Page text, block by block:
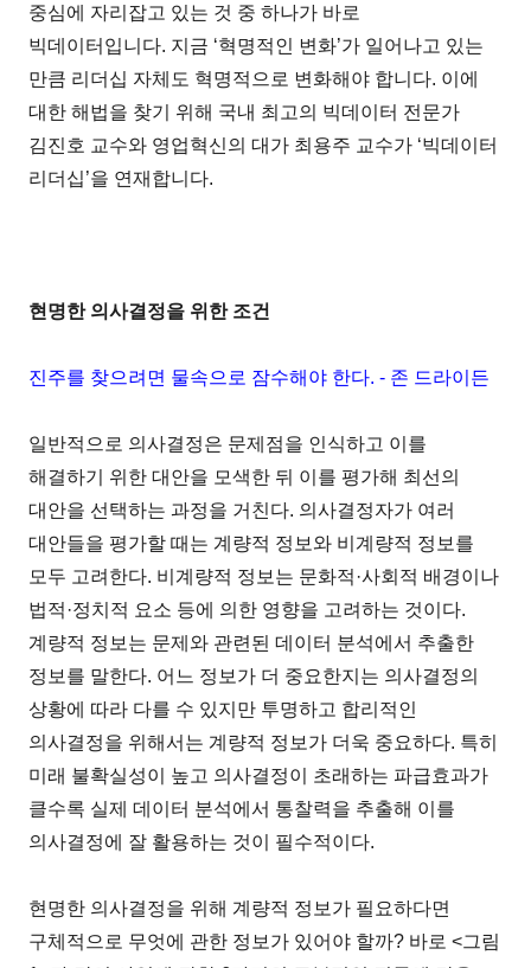
중심에 자리잡고 있는 것 중 하나가 바로
빅데이터입니다. 지금 ‘혁명적인 변화’가 일어나고 있는
만큼 리더십 자체도 혁명적으로 변화해야 합니다. 이에
대한 해법을 찾기 위해 국내 최고의 빅데이터 전문가
김진호 교수와 영업혁신의 대가 최용주 교수가 ‘빅데이터
리더십’을 연재합니다.
현명한 의사결정을 위한 조건
진주를 찾으려면 물속으로 잠수해야 한다. - 존 드라이든
일반적으로 의사결정은 문제점을 인식하고 이를
해결하기 위한 대안을 모색한 뒤 이를 평가해 최선의
대안을 선택하는 과정을 거친다. 의사결정자가 여러
대안들을 평가할 때는 계량적 정보와 비계량적 정보를
모두 고려한다. 비계량적 정보는 문화적·사회적 배경이나
법적·정치적 요소 등에 의한 영향을 고려하는 것이다.
계량적 정보는 문제와 관련된 데이터 분석에서 추출한
정보를 말한다. 어느 정보가 더 중요한지는 의사결정의
상황에 따라 다를 수 있지만 투명하고 합리적인
의사결정을 위해서는 계량적 정보가 더욱 중요하다. 특히
미래 불확실성이 높고 의사결정이 초래하는 파급효과가
클수록 실제 데이터 분석에서 통찰력을 추출해 이를
의사결정에 잘 활용하는 것이 필수적이다.
현명한 의사결정을 위해 계량적 정보가 필요하다면
구체적으로 무엇에 관한 정보가 있어야 할까? 바로 <그림